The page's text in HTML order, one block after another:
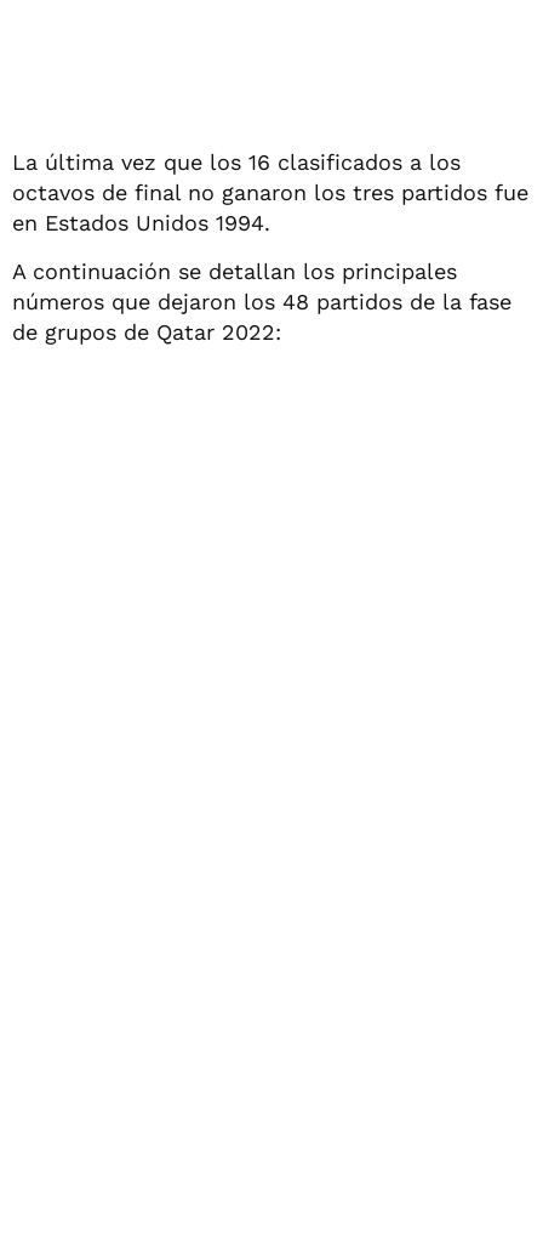
La última vez que los 16 clasificados a los
octavos de final no ganaron los tres partidos fue
en Estados Unidos 1994.
A continuación se detallan los principales
números que dejaron los 48 partidos de la fase
de grupos de Qatar 2022: